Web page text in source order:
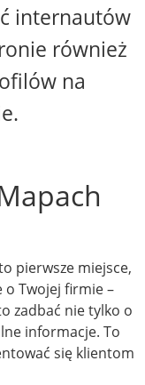
internautów
również
na
pierwsze miejsce,
Twojej firmie –
zadbać nie tylko o
informacje. To
się klientom